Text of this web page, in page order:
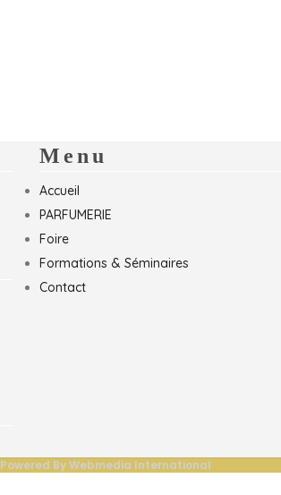
Menu
Accueil
PARFUMERIE
Foire
Formations & Séminaires
Contact
Powered By Webmedia International